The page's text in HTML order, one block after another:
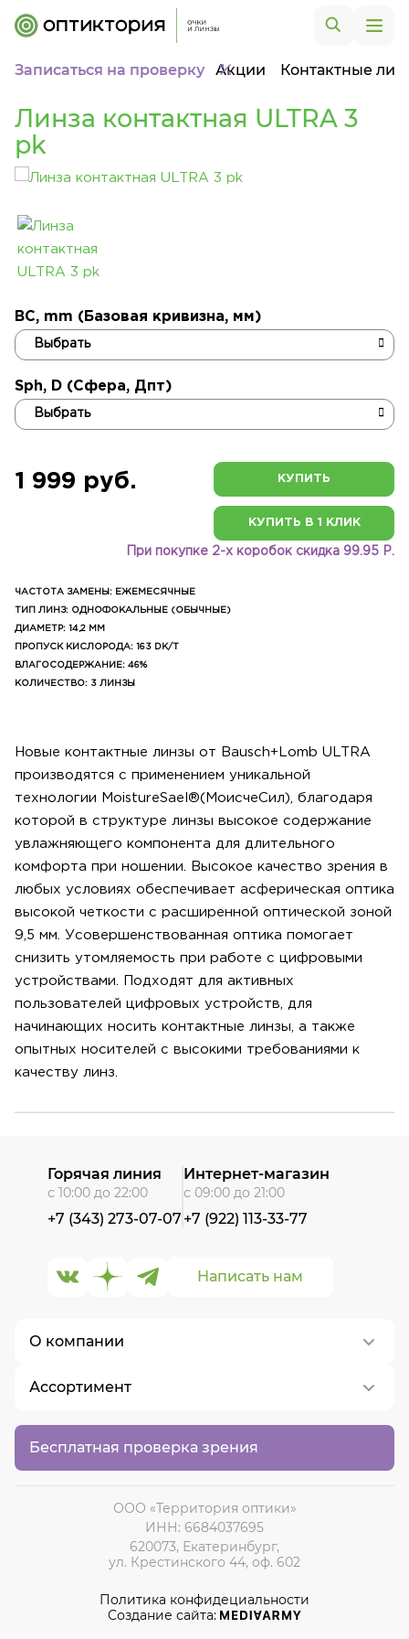
Записаться на проверку Акции Контактные
Линза контактная ULTRA 3
pk
BC, mm (Базовая кривизна, мм)
Sph, D (Сфера, Дпт)
1 999 руб. КУПИТЬ
КУПИТЬ В 1 КЛИК
При покупке 2-х коробок скидка 99.95 Р.
ЧАСТОТА ЗАМЕНЫ: ЕЖЕМЕСЯЧНЫЕ
ТИП ЛИНЗ: ОДНОФОКАЛЬНЫЕ (ОБЫЧНЫЕ)
ДИАМЕТР: 14,2 ММ
ПРОПУСК КИСЛОРОДА: 163 DK/T
ВЛАГОСОДЕРЖАНИЕ: 46%
КОЛИЧЕСТВО: 3 ЛИНЗЫ
Новые контактные линзы от Bausch+Lomb ULTRA
производятся с применением уникальной
технологии MoistureSael®(МоисчеСил), благодаря
которой в структуре линзы высокое содержание
увлажняющего компонента для длительного
комфорта при ношении. Высокое качество зрения в
любых условиях обеспечивает асферическая оптика
высокой четкости с расширенной оптической зоной
9,5 мм. Усовершенствованная оптика помогает
снизить утомляемость при работе с цифровыми
устройствами. Подходят для активных
пользователей цифровых устройств, для
начинающих носить контактные линзы, а также
опытных носителей с высокими требованиями к
качеству линз.
ООО «Территория оптики»
ИНН: 6684037695
620073, Екатеринбург,
ул. Крестинского 44, оф. 602
Бесплатная проверка зрения
О компании
О нас
Контакты
Вакансии
Ассортимент
Медицинские очки
Солнцезащитные очки
Написать нам
Горячая линия
с 10:00 до 22:00
+7 (343) 273-07-07
Интернет-магазин
с 09:00 до 21:00
+7 (922) 113-33-77
Политика конфидециальности
Создание сайта: